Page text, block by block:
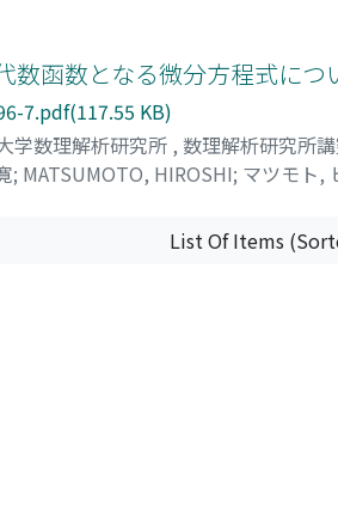
数函数となる微分方程式に
7.pdf(117.55 KB)
学数理解析研究所 , 数理解析研究所
; MATSUMOTO, HIROSHI; マツモト,
List Of Items